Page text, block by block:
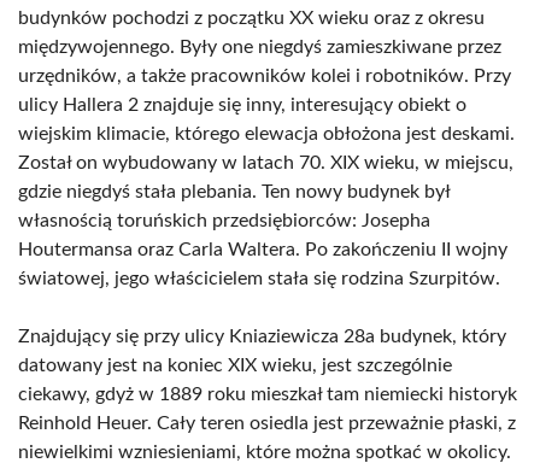
budynków pochodzi z początku XX wieku oraz z okresu
międzywojennego. Były one niegdyś zamieszkiwane przez
urzędników, a także pracowników kolei i robotników. Przy
ulicy Hallera 2 znajduje się inny, interesujący obiekt o
wiejskim klimacie, którego elewacja obłożona jest deskami.
Został on wybudowany w latach 70. XIX wieku, w miejscu,
gdzie niegdyś stała plebania. Ten nowy budynek był
własnością toruńskich przedsiębiorców: Josepha
Houtermansa oraz Carla Waltera. Po zakończeniu II wojny
światowej, jego właścicielem stała się rodzina Szurpitów.
Znajdujący się przy ulicy Kniaziewicza 28a budynek, który
datowany jest na koniec XIX wieku, jest szczególnie
ciekawy, gdyż w 1889 roku mieszkał tam niemiecki historyk
Reinhold Heuer. Cały teren osiedla jest przeważnie płaski, z
niewielkimi wzniesieniami, które można spotkać w okolicy.